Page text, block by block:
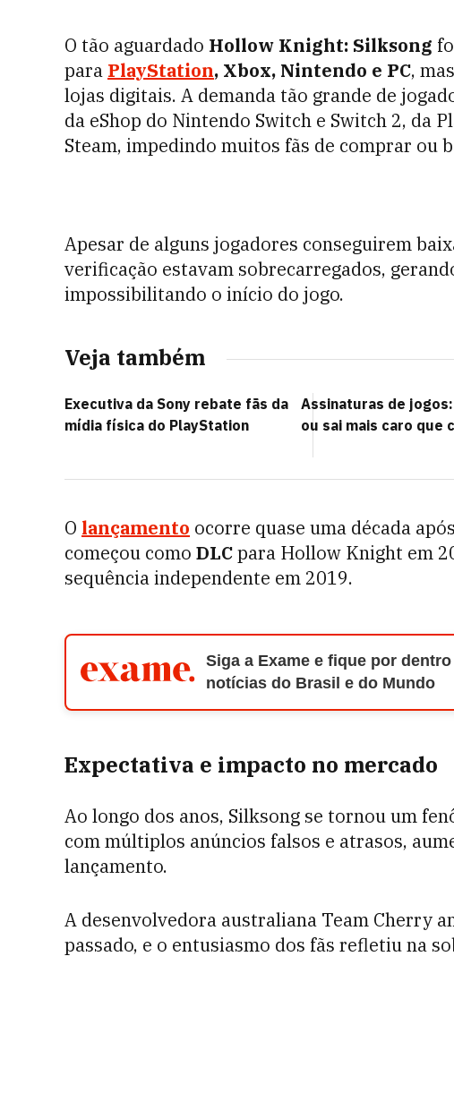
O tão aguardado Hollow Knight: Silksong
para PlayStation, Xbox, Nintendo e PC,
lojas digitais. A demanda tão grande de
da eShop do Nintendo Switch e Switch 2, da
Steam, impedindo muitos fãs de comprar ou
Apesar de alguns jogadores conseguirem
verificação estavam sobrecarregados,
impossibilitando o início do jogo.
Veja também
Executiva da Sony rebate fãs da
mídia física do PlayStation
Assinaturas de
ou sai mais caro que
O lançamento ocorre quase uma década
começou como DLCpara Hollow Knight em
sequência independente em 2019.
Siga a Exame e fique por
notícias do Brasil e do Mundo
Expectativa e impacto no mercado
Ao longo dos anos, Silksong se tornou um
com múltiplos anúncios falsos e atrasos,
lançamento.
A desenvolvedora australiana Team Cherry
passado, e o entusiasmo dos fãs refletiu na